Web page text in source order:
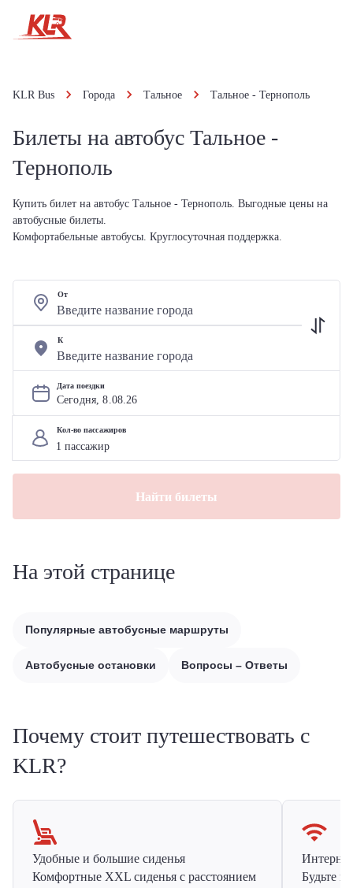
KLR Bus Города Тальное Тальное - Тернополь
Билеты на автобус Тальное -
Тернополь
Купить билет на автобус Тальное - Тернополь. Выгодные цены на
автобусные билеты.
Комфортабельные автобусы. Круглосуточная поддержка.
От
К
Дата поездки
Сегодня, 8.08.26
Кол-во пассажиров
Найти билеты
На этой странице
Популярные автобусные маршруты
Автобусные остановки Вопросы – Ответы
Почему стоит путешествовать с
KLR?
Удобные и большие сиденья
Комфортные XXL сиденья с расстоянием
Будьте